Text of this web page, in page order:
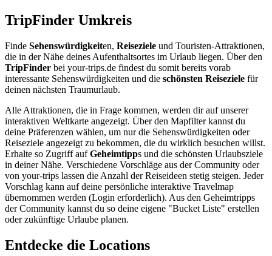
TripFinder Umkreis
Finde Sehenswürdigkeiten, Reiseziele und Touristen-Attraktionen,
die in der Nähe deines Aufenthaltsortes im Urlaub liegen. Über den
TripFinder bei your-trips.de findest du somit bereits vorab
interessante Sehenswürdigkeiten und die schönsten Reiseziele für
deinen nächsten Traumurlaub.
Alle Attraktionen, die in Frage kommen, werden dir auf unserer
interaktiven Weltkarte angezeigt. Über den Mapfilter kannst du
deine Präferenzen wählen, um nur die Sehenswürdigkeiten oder
Reiseziele angezeigt zu bekommen, die du wirklich besuchen willst.
Erhalte so Zugriff aufGeheimtipps und die schönsten Urlaubsziele
in deiner Nähe. Verschiedene Vorschläge aus der Community oder
von your-trips lassen die Anzahl der Reiseideen stetig steigen. Jeder
Vorschlag kann auf deine persönliche interaktive Travelmap
übernommen werden (Login erforderlich). Aus den Geheimtripps
der Community kannst du so deine eigene "Bucket Liste" erstellen
oder zukünftige Urlaube planen.
Entdecke die Locations